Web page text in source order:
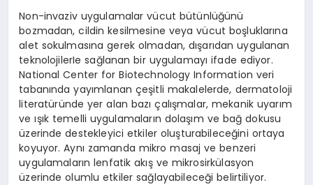
Non-invaziv uygulamalar vücut bütünlüğünü
bozmadan, cildin kesilmesine veya vücut boşluklarına
alet sokulmasına gerek olmadan, dışarıdan uygulanan
teknolojilerIe sağlanan bir uygulamayı ifade ediyor.
National Center for Biotechnology Information veri
tabanında yayımlanan çeşitli makalelerde, dermatoloji
literatüründe yer alan bazı çalışmalar, mekanik uyarım
ve ışık temelli uygulamaların dolaşım ve bağ dokusu
üzerinde destekleyici etkiler oluşturabileceğini ortaya
koyuyor. Aynı zamanda mikro masaj ve benzeri
uygulamaların lenfatik akış ve mikrosirkülasyon
üzerinde olumlu etkiler sağlayabileceği belirtiliyor.